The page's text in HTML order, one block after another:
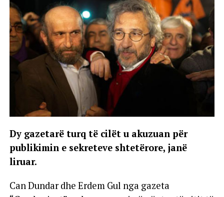
Dy gazetarë turq të cilët u akuzuan për
publikimin e sekreteve shtetërore, janë
liruar.
Can Dundar dhe Erdem Gul nga gazeta